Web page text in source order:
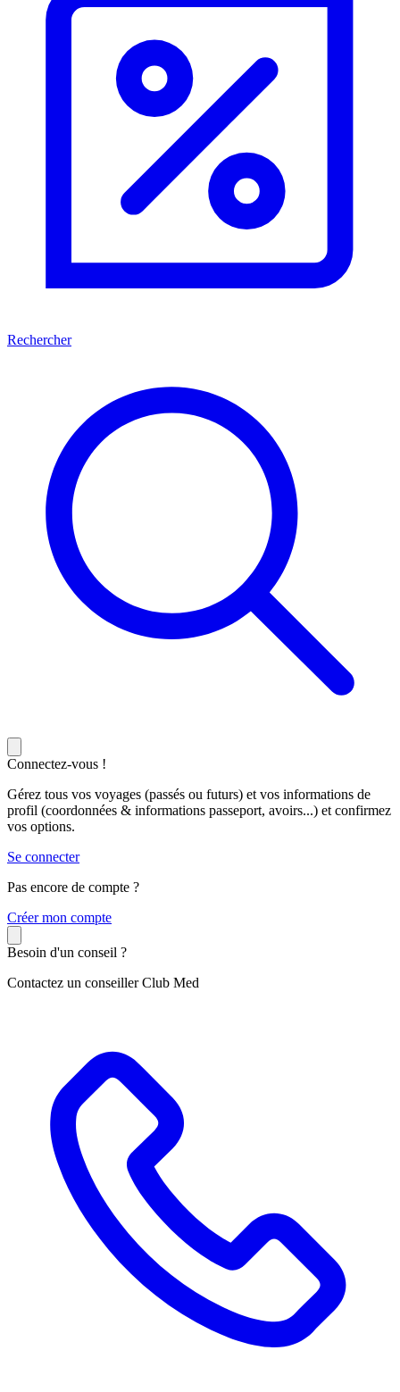
Rechercher
Connectez-vous !
Gérez tous vos voyages (passés ou futurs) et vos informations de
profil (coordonnées & informations passeport, avoirs...) et confirmez
vos options.
Se connecter
Pas encore de compte ?
Créer mon compte
Besoin d'un conseil ?
Contactez un conseiller Club Med